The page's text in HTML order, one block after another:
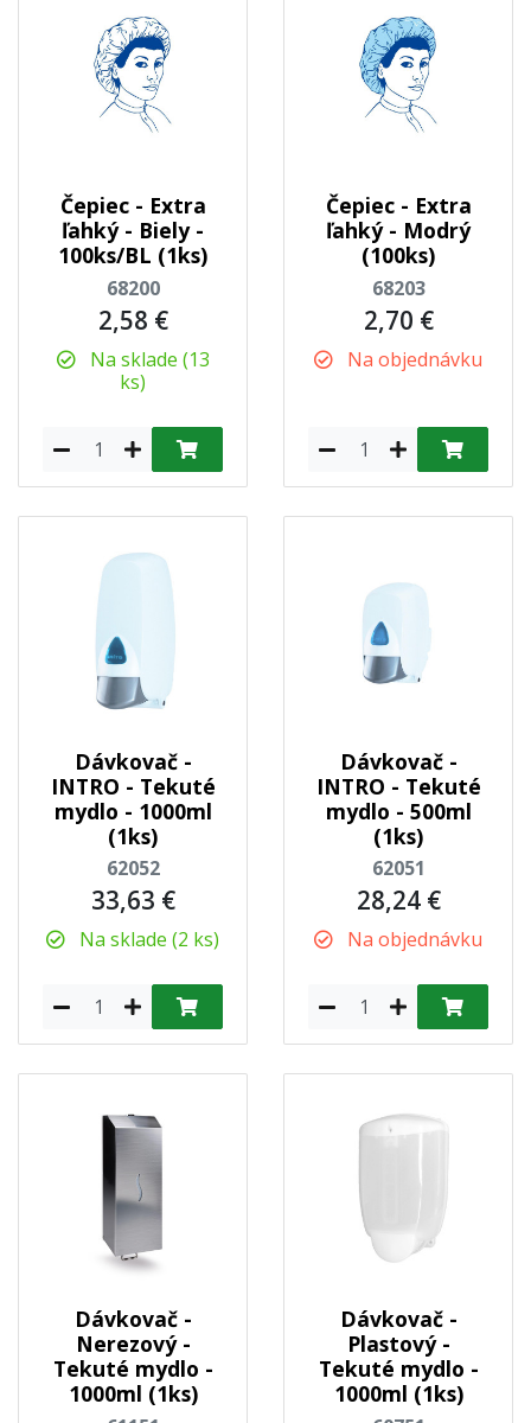
Čepiec - Extra
ľahký - Biely -
100ks/BL (1ks)
68200
2,58 €
Na sklade (13
ks)
Čepiec - Extra
ľahký - Modrý
(100ks)
68203
2,70 €
Na objednávku
Dávkovač -
INTRO - Tekuté
mydlo - 1000ml
(1ks)
62052
33,63 €
Na sklade (2 ks)
Dávkovač -
INTRO - Tekuté
mydlo - 500ml
(1ks)
62051
28,24 €
Na objednávku
Dávkovač -
Nerezový -
Tekuté mydlo -
1000ml (1ks)
Dávkovač -
Plastový -
Tekuté mydlo -
1000ml (1ks)